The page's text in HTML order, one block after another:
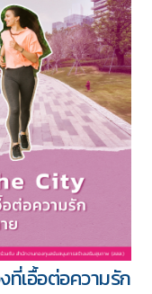
ที่เอื้อต่อความรัก